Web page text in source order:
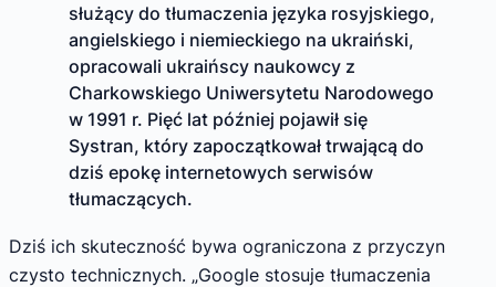
służący do tłumaczenia języka rosyjskiego,
angielskiego i niemieckiego na ukraiński,
opracowali ukraińscy naukowcy z
Charkowskiego Uniwersytetu Narodowego
w 1991 r. Pięć lat później pojawił się
Systran, który zapoczątkował trwającą do
dziś epokę internetowych serwisów
tłumaczących.
Dziś ich skuteczność bywa ograniczona z przyczyn
czysto technicznych. „Google stosuje tłumaczenia